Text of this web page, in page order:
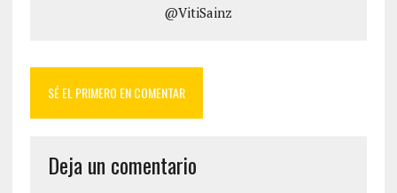
@VitiSainz
SÉ EL PRIMERO EN COMENTAR
Deja un comentario